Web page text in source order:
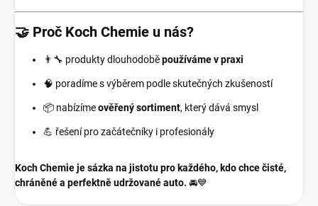
🤝 Proč Koch Chemie u nás?
👨‍🔧 produkty dlouhodoběpoužíváme v praxi
🧠 poradíme s výběrem podle skutečných zkušeností
📦 nabízímeověřený sortiment, který dává smysl
💪 řešení pro začátečníky i profesionály
Koch Chemie je sázka na jistotu pro každého, kdo chce čisté,
chráněné a perfektně udržované auto. 🚘💙